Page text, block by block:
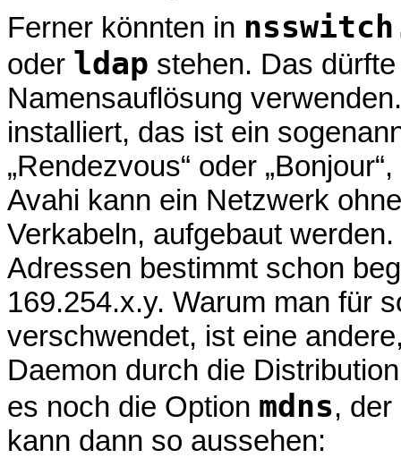
Ferner könnten in
oder ldap stehen. Das
Namensauflösung
installiert, das ist ein
„Rendezvous“ oder
Avahi kann ein Netzwerk
Verkabeln, aufgebaut
Adressen bestimmt schon
169.254.x.y. Warum man für
verschwendet, ist eine
Daemon durch die
es noch die Option mdns,
kann dann so aussehen: